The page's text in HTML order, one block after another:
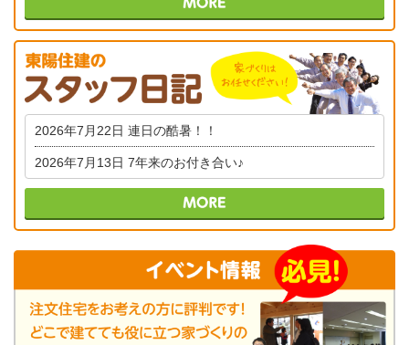
2026年7月22日 連日の酷暑！！
2026年7月13日 7年来のお付き合い♪